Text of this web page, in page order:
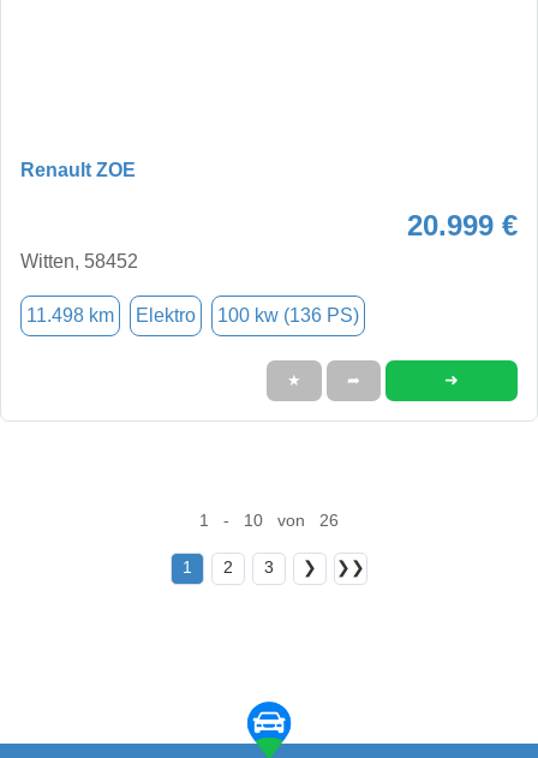
Renault ZOE
20.999 €
Witten, 58452
11.498 km Elektro 100 kw (136 PS)
★ ➦ ➜
1 - 10 von 26
1 2 3 ❯ ❯❯